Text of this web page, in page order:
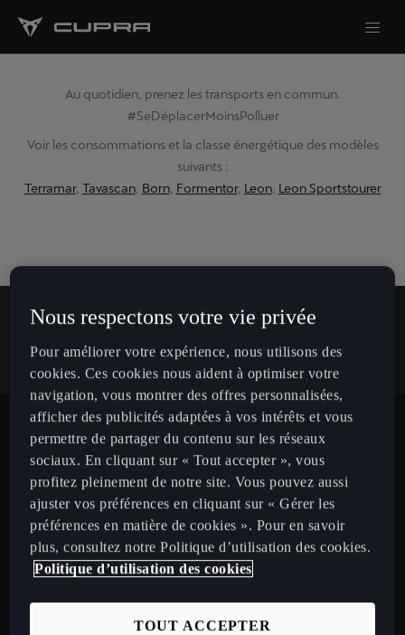
Au quotidien, prenez les transports en commun.
#SeDéplacerMoinsPolluer
Voir les consommations et la classe énergétique des modèles
suivants :
Terramar, Tavascan, Born, Formentor, Leon, Leon Sportstourer
En savoir plus sur CUPRA.
Restez informé
FranceFrançais
Nouvelle CUPRA Raval
Nous respectons votre vie privée
Pour améliorer votre expérience, nous utilisons des
cookies. Ces cookies nous aident à optimiser votre
navigation, vous montrer des offres personnalisées,
afficher des publicités adaptées à vos intérêts et vous
permettre de partager du contenu sur les réseaux
sociaux. En cliquant sur « Tout accepter », vous
profitez pleinement de notre site. Vous pouvez aussi
ajuster vos préférences en cliquant sur « Gérer les
préférences en matière de cookies ». Pour en savoir
plus, consultez notre Politique d’utilisation des cookies.
Politique d’utilisation des cookies
TOUT ACCEPTER